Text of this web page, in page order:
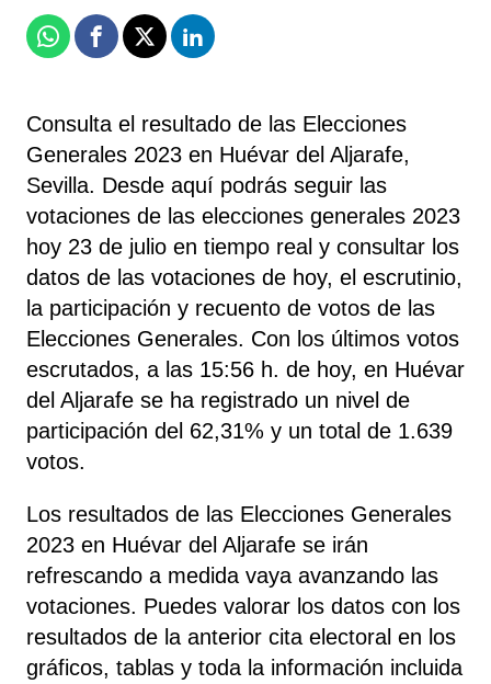
WhatsappFacebook
X Linkedin
Consulta el resultado de las Elecciones
Generales 2023 en Huévar del Aljarafe,
Sevilla. Desde aquí podrás seguir las
votaciones de las elecciones generales 2023
hoy 23 de julio en tiempo real y consultar los
datos de las votaciones de hoy, el escrutinio,
la participación y recuento de votos de las
Elecciones Generales. Con los últimos votos
escrutados, a las 15:56 h. de hoy, en Huévar
del Aljarafe se ha registrado un nivel de
participación del 62,31% y un total de 1.639
votos.
Los resultados de las Elecciones Generales
2023 en Huévar del Aljarafe se irán
refrescando a medida vaya avanzando las
votaciones. Puedes valorar los datos con los
resultados de la anterior cita electoral en los
gráficos, tablas y toda la información incluida